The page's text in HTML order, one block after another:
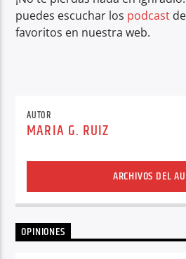
puedes escuchar los podcast
favoritos en nuestra web.
AUTOR
MARIA G. RUIZ
ARCHIVOS DEL
OPINIONES